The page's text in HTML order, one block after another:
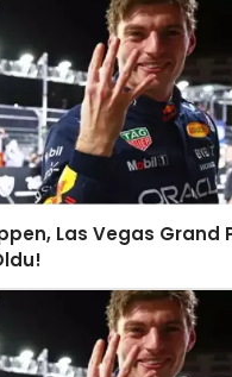
Las Vegas Grand